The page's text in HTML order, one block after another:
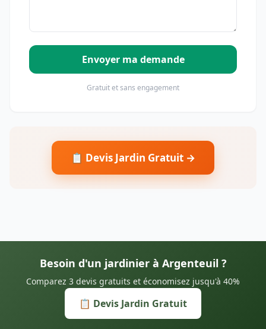
Envoyer ma demande
Gratuit et sans engagement
📋 Devis Jardin Gratuit →
Besoin d'un jardinier à Argenteuil ?
Comparez 3 devis gratuits et économisez jusqu'à 40%
📋 Devis Jardin Gratuit